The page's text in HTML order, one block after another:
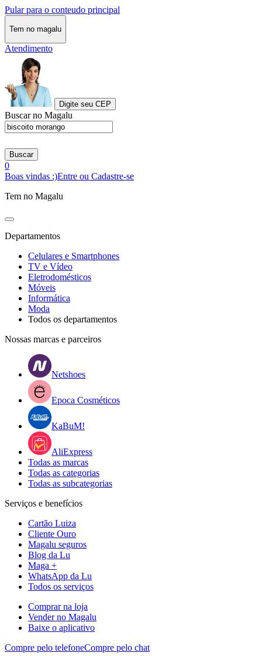
Pular para o conteudo principal
Tem no magalu
Atendimento
Digite seu CEP
Buscar no Magalu
Buscar
0
Boas vindas :)Entre ou Cadastre-se
Tem no Magalu
Departamentos
Celulares e Smartphones
TV e Vídeo
Eletrodomésticos
Móveis
Informática
Moda
Todos os departamentos
Nossas marcas e parceiros
Netshoes
Epoca Cosméticos
KaBuM!
AliExpress
Todas as marcas
Todas as categorias
Todas as subcategorias
Serviços e benefícios
Cartão Luiza
Cliente Ouro
Magalu seguros
Blog da Lu
Maga +
WhatsApp da Lu
Todos os serviços
Comprar na loja
Vender no Magalu
Baixe o aplicativo
Compre pelo telefoneCompre pelo chat